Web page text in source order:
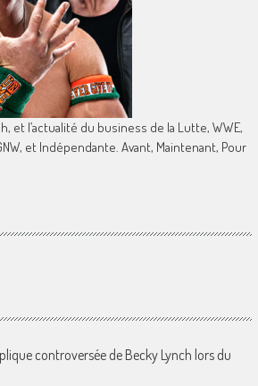
et l’actualité du business de la Lutte, WWE,
et Indépendante. Avant, Maintenant, Pour
controversée de Becky Lynch lors du